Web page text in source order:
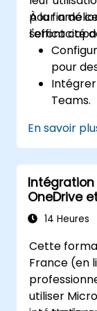
pour
l'efficacité
À la fin de
seront
pour
Teams.
comme
tâches
réunion.
durable.
En savoir
Intégration
OneDrive
14 Heures
Cette
France (en
utiliser